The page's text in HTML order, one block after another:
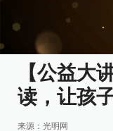
【公益大
读，让孩
来源： 光明网